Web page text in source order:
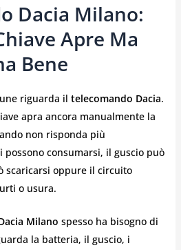
Dacia Milano:
Apre Ma
Bene
riguarda il telecomando Dacia.
apra ancora manualmente la
non risponda più
consumarsi, il guscio può
scaricarsi oppure il circuito
o usura.
Milano spesso ha bisogno di
la batteria, il guscio, i